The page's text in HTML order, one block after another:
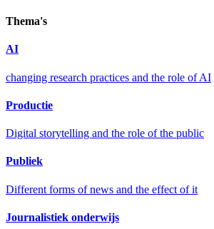
Thema's
AI
changing research practices and the role of AI
Productie
Digital storytelling and the role of the public
Publiek
Different forms of news and the effect of it
Journalistiek onderwijs